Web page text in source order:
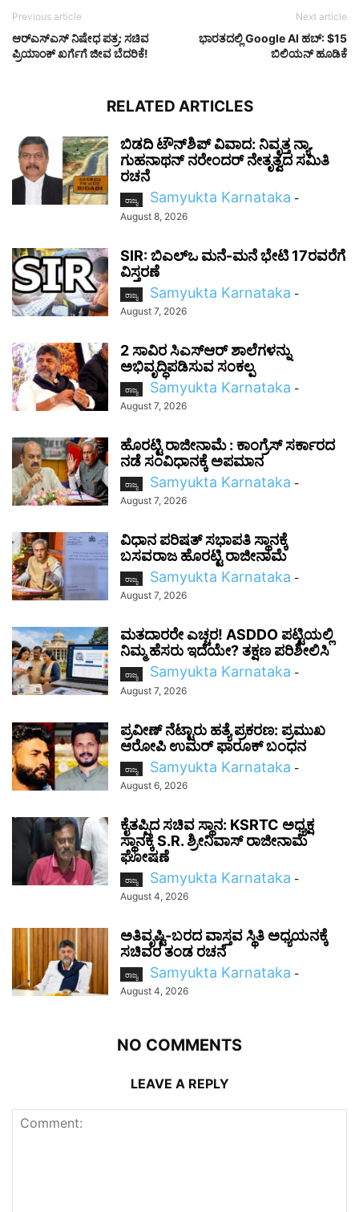
Previous article
ಆರ್‌ಎಸ್‌ಎಸ್‌ ನಿಷೇಧ ಪತ್ರ: ಸಚಿವ
ಪ್ರಿಯಾಂಕ್‌ ಖರ್ಗೆಗೆ ಜೀವ ಬೆದರಿಕೆ!
Next article
ಭಾರತದಲ್ಲಿ Google AI ಹಬ್: $15
ಬಿಲಿಯನ್ ಹೂಡಿಕೆ
RELATED ARTICLES
ಬಿಡದಿ ಟೌನ್‌ಶಿಪ್ ವಿವಾದ: ನಿವೃತ್ತ ನ್ಯಾ.
ಗುಹನಾಥನ್ ನರೇಂದರ್ ನೇತೃತ್ವದ ಸಮಿತಿ
ರಚನೆ
ರಾಜ್ಯ Samyukta Karnataka -
August 8, 2026
SIR: ಬಿಎಲ್ಒ ಮನೆ-ಮನೆ ಭೇಟಿ 17ರವರೆಗೆ
ವಿಸ್ತರಣೆ
ರಾಜ್ಯ Samyukta Karnataka -
August 7, 2026
2 ಸಾವಿರ ಸಿಎಸ್‌ಆರ್ ಶಾಲೆಗಳನ್ನು
ಅಭಿವೃದ್ಧಿಪಡಿಸುವ ಸಂಕಲ್ಪ
ರಾಜ್ಯ Samyukta Karnataka -
August 7, 2026
ಹೊರಟ್ಟಿ ರಾಜೀನಾಮೆ : ಕಾಂಗ್ರೆಸ್ ಸರ್ಕಾರದ
ನಡೆ ಸಂವಿಧಾನಕ್ಕೆ ಅಪಮಾನ
ರಾಜ್ಯ Samyukta Karnataka -
August 7, 2026
ವಿಧಾನ ಪರಿಷತ್ ಸಭಾಪತಿ ಸ್ಥಾನಕ್ಕೆ
ಬಸವರಾಜ ಹೊರಟ್ಟಿ ರಾಜೀನಾಮೆ
ರಾಜ್ಯ Samyukta Karnataka -
August 7, 2026
ಮತದಾರರೇ ಎಚ್ಚರ! ASDDO ಪಟ್ಟಿಯಲ್ಲಿ
ನಿಮ್ಮ ಹೆಸರು ಇದೆಯೇ? ತಕ್ಷಣ ಪರಿಶೀಲಿಸಿ
ರಾಜ್ಯ Samyukta Karnataka -
August 7, 2026
ಪ್ರವೀಣ್ ನೆಟ್ಟಾರು ಹತ್ಯೆ ಪ್ರಕರಣ: ಪ್ರಮುಖ
ಆರೋಪಿ ಉಮರ್ ಫಾರೂಕ್ ಬಂಧನ
ರಾಜ್ಯ Samyukta Karnataka -
August 6, 2026
ಕೈತಪ್ಪಿದ ಸಚಿವ ಸ್ಥಾನ: KSRTC ಅಧ್ಯಕ್ಷ
ಸ್ಥಾನಕ್ಕೆ S.R. ಶ್ರೀನಿವಾಸ್ ರಾಜೀನಾಮೆ
ಘೋಷಣೆ
ರಾಜ್ಯ Samyukta Karnataka -
August 4, 2026
ಅತಿವೃಷ್ಟಿ-ಬರದ ವಾಸ್ತವ ಸ್ಥಿತಿ ಅಧ್ಯಯನಕ್ಕೆ
ಸಚಿವರ ತಂಡ ರಚನೆ
ರಾಜ್ಯ Samyukta Karnataka -
August 4, 2026
NO COMMENTS
LEAVE A REPLY